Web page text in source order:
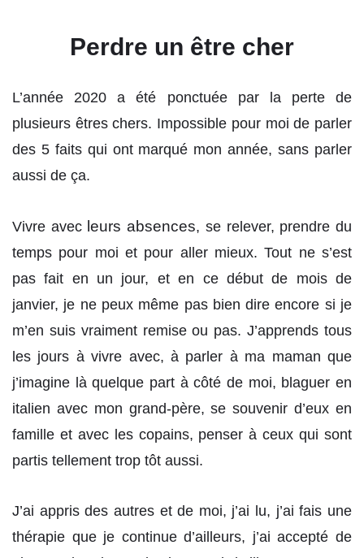
Perdre un être cher
L’année 2020 a été ponctuée par la perte de
plusieurs êtres chers. Impossible pour moi de parler
des 5 faits qui ont marqué mon année, sans parler
aussi de ça.
Vivre avec leurs absences, se relever, prendre du
temps pour moi et pour aller mieux. Tout ne s’est
pas fait en un jour, et en ce début de mois de
janvier, je ne peux même pas bien dire encore si je
m’en suis vraiment remise ou pas. J’apprends tous
les jours à vivre avec, à parler à ma maman que
j’imagine là quelque part à côté de moi, blaguer en
italien avec mon grand-père, se souvenir d’eux en
famille et avec les copains, penser à ceux qui sont
partis tellement trop tôt aussi.
J’ai appris des autres et de moi, j’ai lu, j’ai fais une
thérapie que je continue d’ailleurs, j’ai accepté de